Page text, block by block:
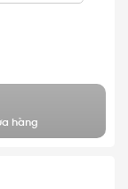
hàng